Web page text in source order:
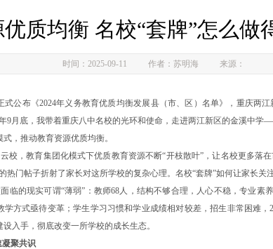
质均衡 名校“套牌”怎么做
时间：2025-09-11 作者：苏明海 来源：
式公布《2024年义务教育优质均衡发展县（市、区）名单》，重庆两
9月底，我带着重庆八中名校的光环和使命，走进两江新区的金溪中
，推动教育资源优质均衡。
校，教育集团化模式下优质教育资源不断“开枝散叶”，让名校更多落
热门帖子折射了家长对这所学校的复杂心理。名校“套牌”如何让家长关
临的现实可谓“薄弱”：教师68人，结构不够合理，人心不稳，专业素
学方式亟待变革；学生学习习惯和学业成绩相对较差，招生非常困难，
入手，彻底改变一所学校的成长生态。
凝聚共识